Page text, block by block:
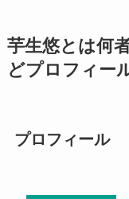
芋生悠とは何
どプロフィー
プロフィール